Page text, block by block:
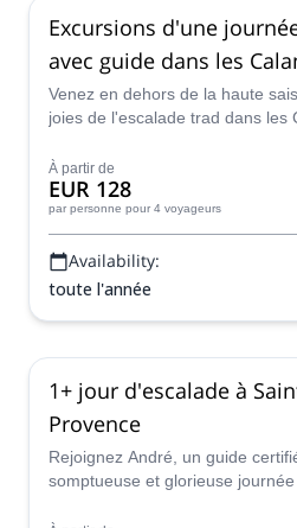
Excursions d'une
avec guide dans les
Venez en dehors de la haute
joies de l'escalade trad dans les
toile de fond. Rejoignez
IFMGA, pour 2 jours ou plus
unique du Sud de la France.
À partir de
EUR 128
par personne pour 4 voyageurs
Availability:
toute l'année
1+ jour d'escalade à
Provence
Rejoignez André, un guide
somptueuse et glorieuse